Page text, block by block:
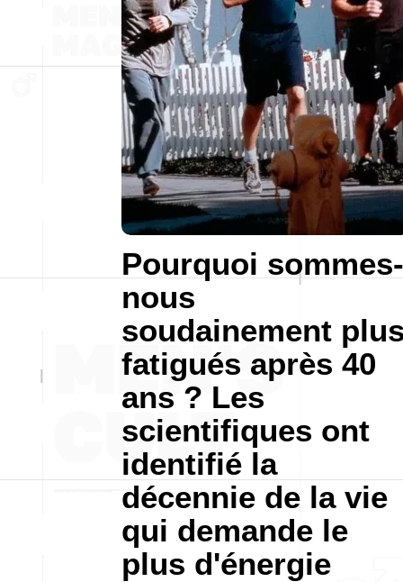
Pourquoi sommes-
nous
soudainement
fatigués après 40
ans ? Les
scientifiques ont
identifié la
décennie de la vie
qui demande le
plus d'énergie